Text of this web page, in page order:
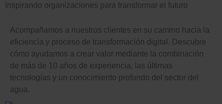
Inspirando organizaciones para transformar el futuro
Acompañamos a nuestros clientes en su camino hacia la
eficiencia y proceso de transformación digital. Descubre
cómo ayudamos a crear valor mediante la combinación
de más de 10 años de experiencia, las últimas
tecnologías y un conocimiento profundo del sector del
agua.